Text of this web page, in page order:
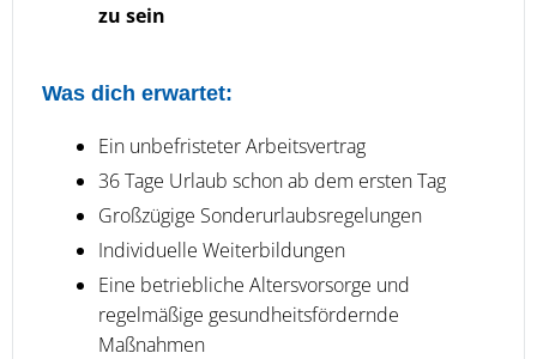
zu sein
Was dich erwartet:
Ein unbefristeter Arbeitsvertrag
36 Tage Urlaub schon ab dem ersten Tag
Großzügige Sonderurlaubsregelungen
Individuelle Weiterbildungen
Eine betriebliche Altersvorsorge und
regelmäßige gesundheitsfördernde
Maßnahmen